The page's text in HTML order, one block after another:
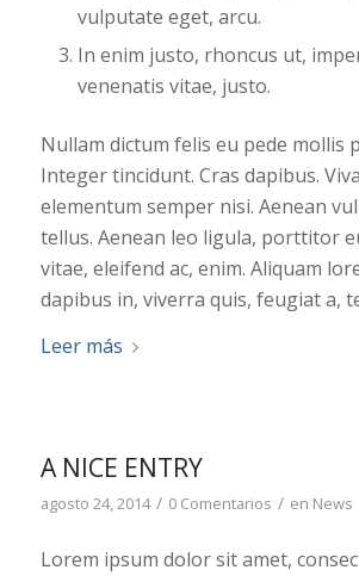
vulputate eget, arcu.
In enim justo, rhoncus ut,
venenatis vitae, justo.
Nullam dictum felis eu pede mollis
Integer tincidunt. Cras dapibus.
elementum semper nisi. Aenean
tellus. Aenean leo ligula, porttitor
vitae, eleifend ac, enim. Aliquam
dapibus in, viverra quis, feugiat a,
Leer más
A NICE ENTRY
agosto 24, 2014 / 0 Comentarios / en News
Lorem ipsum dolor sit amet,